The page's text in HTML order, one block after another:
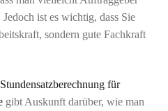
ist es wichtig, dass Sie
sondern gute Fachkraft
für
gibt Auskunft darüber, wie man